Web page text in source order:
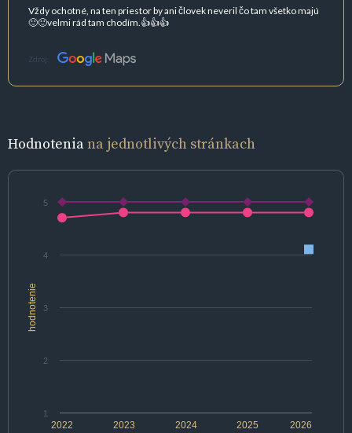
Vždy ochotné, na ten priestor by ani človek neveril čo tam všetko majú
🙂🙂velmi rád tam chodím.👍👍👍
Zdroj:
Hodnoteniana jednotlivých stránkach
hodnotenie
2022 2024 2026
2023 2025
1
2
3
4
5